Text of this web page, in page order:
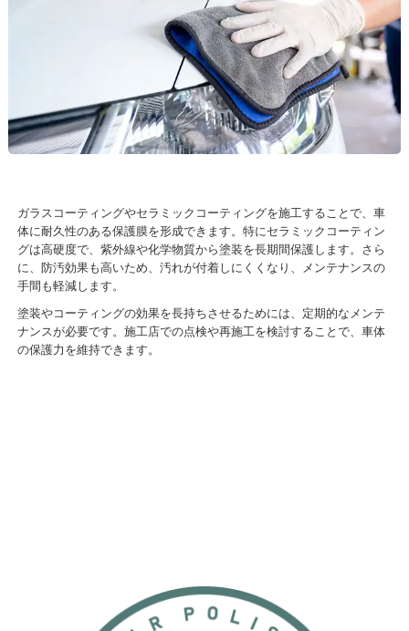
ガラスコーティングやセラミックコーティングを施工することで、車
体に耐久性のある保護膜を形成できます。特にセラミックコーティン
グは高硬度で、紫外線や化学物質から塗装を長期間保護します。さら
に、防汚効果も高いため、汚れが付着しにくくなり、メンテナンスの
手間も軽減します。
塗装やコーティングの効果を長持ちさせるためには、定期的なメンテ
ナンスが必要です。施工店での点検や再施工を検討することで、車体
の保護力を維持できます。